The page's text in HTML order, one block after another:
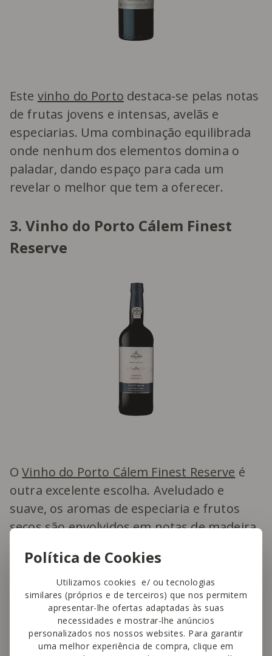
Política de Cookies
Utilizamos cookies e/ ou tecnologias
similares (próprios e de terceiros) que nos permitem
apresentar-lhe ofertas adaptadas às suas
necessidades e mostrar-lhe anúncios
personalizados nos nossos websites. Para garantir
uma melhor experiência de compra, clique em
Este vinho do Porto destaca-se pelas notas
de frutas jovens e intensas, avelãs e
especiarias. Uma combinação equilibrada
onde nenhum dos elementos domina o
paladar, dando espaço para cada um
revelar o melhor que tem a oferecer.
3. Vinho do Porto Cálem Finest
Reserve
OVinho do Porto Cálem Finest Reserve é
outra excelente escolha. Aveludado e
suave, os aromas de especiaria e frutos
secos são envolvidos em notas de madeira,
degustação de amêndoas.
4. Barros Vinho do Porto Singular
Reserve